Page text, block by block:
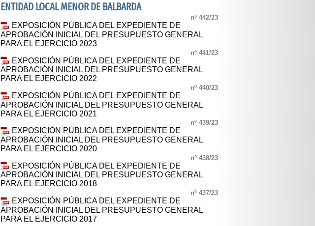
ENTIDAD LOCAL MENOR DE BALBARDA
nº 442/23
EXPOSICIÓN PÚBLICA DEL EXPEDIENTE DE
APROBACIÓN INICIAL DEL PRESUPUESTO GENERAL
PARA EL EJERCICIO 2023
nº 441/23
EXPOSICIÓN PÚBLICA DEL EXPEDIENTE DE
APROBACIÓN INICIAL DEL PRESUPUESTO GENERAL
PARA EL EJERCICIO 2022
nº 440/23
EXPOSICIÓN PÚBLICA DEL EXPEDIENTE DE
APROBACIÓN INICIAL DEL PRESUPUESTO GENERAL
PARA EL EJERCICIO 2021
nº 439/23
EXPOSICIÓN PÚBLICA DEL EXPEDIENTE DE
APROBACIÓN INICIAL DEL PRESUPUESTO GENERAL
PARA EL EJERCICIO 2020
nº 438/23
EXPOSICIÓN PÚBLICA DEL EXPEDIENTE DE
APROBACIÓN INICIAL DEL PRESUPUESTO GENERAL
PARA EL EJERCICIO 2018
nº 437/23
EXPOSICIÓN PÚBLICA DEL EXPEDIENTE DE
APROBACIÓN INICIAL DEL PRESUPUESTO GENERAL
PARA EL EJERCICIO 2017